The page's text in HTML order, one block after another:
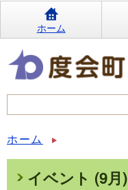
ホーム
ホーム
イベント (9月)